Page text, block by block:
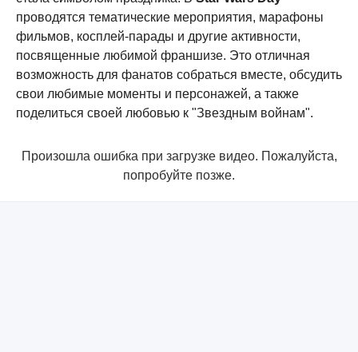
проводятся тематические мероприятия, марафоны
фильмов, косплей-парады и другие активности,
посвященные любимой франшизе. Это отличная
возможность для фанатов собраться вместе, обсудить
свои любимые моменты и персонажей, а также
поделиться своей любовью к "Звездным войнам".
Произошла ошибка при загрузке видео. Пожалуйста,
попробуйте позже.